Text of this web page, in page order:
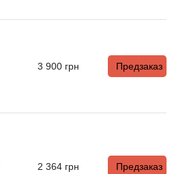
3 900 грн Предзаказ
2 364 грн Предзаказ